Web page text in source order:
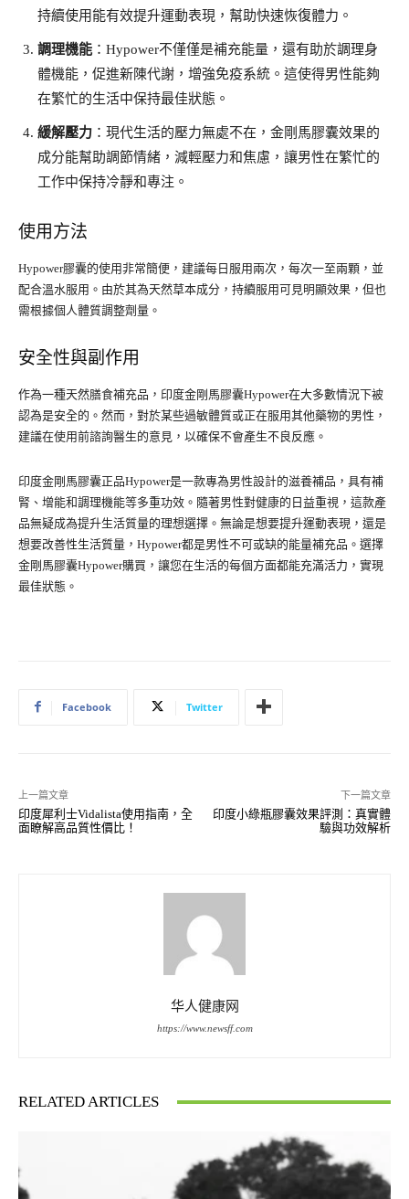
持續使用能有效提升運動表現，幫助快速恢復體力。
調理機能 ：Hypower不僅僅是補充能量，還有助於調理身
體機能，促進新陳代謝，增強免疫系統。這使得男性能夠
在繁忙的生活中保持最佳狀態。
緩解壓力 ：現代生活的壓力無處不在，金剛馬膠囊效果的
成分能幫助調節情緒，減輕壓力和焦慮，讓男性在繁忙的
工作中保持冷靜和專注。
使用方法
Hypower膠囊的使用非常簡便，建議每日服用兩次，每次一至兩顆，並
配合溫水服用。由於其為天然草本成分，持續服用可見明顯效果，但也
需根據個人體質調整劑量。
安全性與副作用
作為一種天然膳食補充品，印度金剛馬膠囊Hypower在大多數情況下被
認為是安全的。然而，對於某些過敏體質或正在服用其他藥物的男性，
建議在使用前諮詢醫生的意見，以確保不會產生不良反應。
印度金剛馬膠囊正品Hypower是一款專為男性設計的滋養補品，具有補
腎、增能和調理機能等多重功效。隨著男性對健康的日益重視，這款產
品無疑成為提升生活質量的理想選擇。無論是想要提升運動表現，還是
想要改善性生活質量，Hypower都是男性不可或缺的能量補充品。選擇
金剛馬膠囊Hypower購買，讓您在生活的每個方面都能充滿活力，實現
最佳狀態。
Facebook Twitter
上一篇文章
印度犀利士Vidalista使用指南，全
面瞭解高品質性價比！
下一篇文章
印度小綠瓶膠囊效果評測：真實體
驗與功效解析
华人健康网
https://www.newsff.com
RELATED ARTICLES